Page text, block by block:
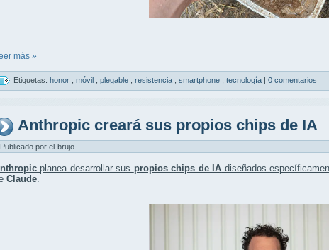
más »
Etiquetas: honor móvil plegable resistencia smartphone tecnología | 0 comentarios
Anthropic creará sus propios chips de IA
por el-brujo
planea desarrollar sus propios chips de IA diseñados
Claude